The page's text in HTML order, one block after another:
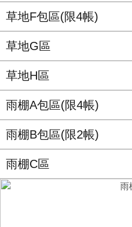
草地F包區(限4帳)
草地G區
草地H區
雨棚A包區(限4帳)
雨棚B包區(限2帳)
雨棚C區